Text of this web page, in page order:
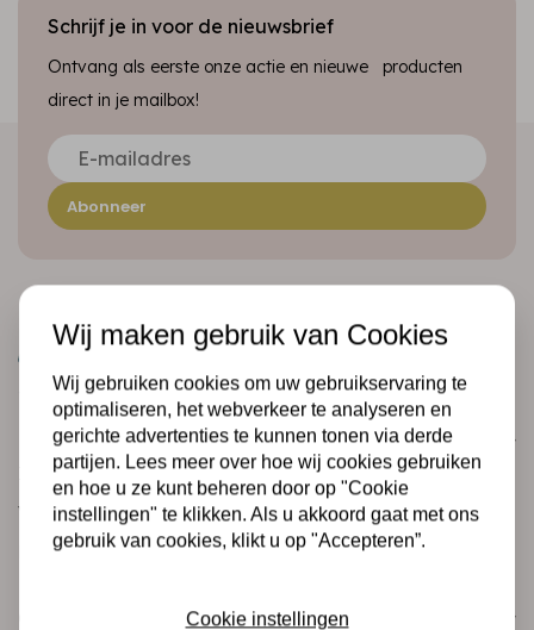
Schrijf je in voor de nieuwsbrief
Ontvang als eerste onze actie en nieuwe producten
direct in je mailbox!
Abonneer
Klantenservice
Informatie
Verzending en retourneren
Betalingsmogelijkheden
Wij maken gebruik van Cookies
Wij gebruiken cookies om uw gebruikservaring te
optimaliseren, het webverkeer te analyseren en
gerichte advertenties te kunnen tonen via derde
partijen. Lees meer over hoe wij cookies gebruiken
en hoe u ze kunt beheren door op "Cookie
instellingen" te klikken. Als u akkoord gaat met ons
gebruik van cookies, klikt u op "Accepteren”.
Cookie instellingen